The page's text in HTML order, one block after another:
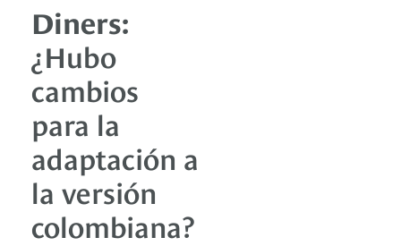
Diners:
¿Hubo
cambios
para la
adaptación a
la versión
colombiana?